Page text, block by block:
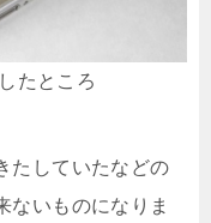
たところ
たしていたなどの
ないものになりま